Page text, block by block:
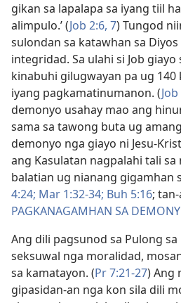
gikan sa lapalapa sa iyang tiil
alimpulo.’ (Job 2:​6, 7) Tungod
sulondan sa katawhan sa
integridad. Sa ulahi si Job
kinabuhi gilugwayan pa ug
iyang pagkamatinumanon. (
demonyo usahay mao ang
sama sa tawong buta ug
demonyo nga giayo ni Jesu-
ang Kasulatan nagpalahi tali
balatian ug nianang gigamhan
4:24; Mar 1:32-34; Buh 5:16;
PAGKANAGAMHAN SA
Ang dili pagsunod sa Pulong
seksuwal nga moralidad,
sa kamatayon. (Pr 7:21-27) Ang
gipasidan-an nga kon sila dili